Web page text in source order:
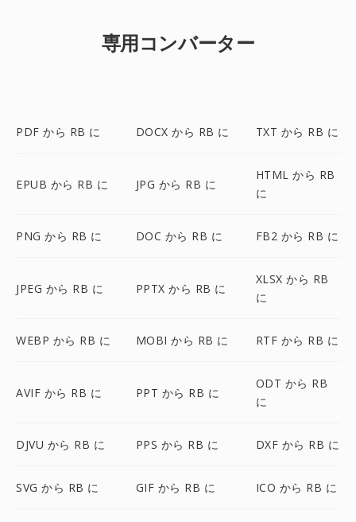
専用コンバーター
PDF から RB に DOCX から RB に TXT から RB に
EPUB から RB に JPG から RB に
HTML から RB
に
PNG から RB に DOC から RB に FB2 から RB に
JPEG から RB に PPTX から RB に
XLSX から RB
に
WEBP から RB に MOBI から RB に RTF から RB に
AVIF から RB に PPT から RB に
ODT から RB
に
DJVU から RB に PPS から RB に DXF から RB に
SVG から RB に GIF から RB に ICO から RB に